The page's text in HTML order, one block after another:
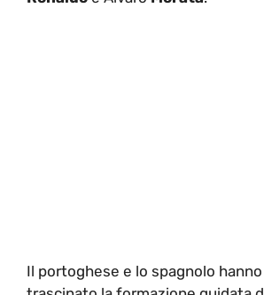
Il portoghese e lo spagnolo